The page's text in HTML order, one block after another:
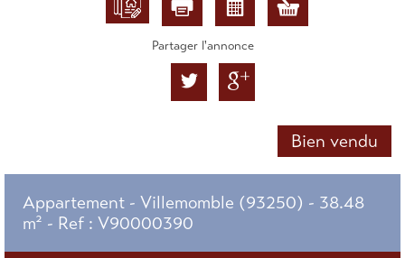
Partager l'annonce
Bien vendu
Appartement - Villemomble (93250) - 38.48
m² - Ref : V90000390